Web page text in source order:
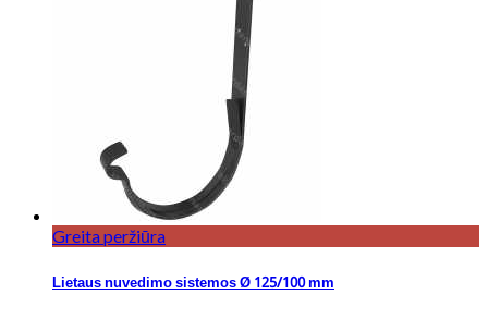
Greita peržiūra
Lietaus nuvedimo sistemos Ø 125/100 mm